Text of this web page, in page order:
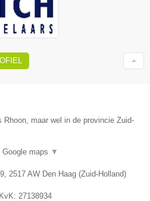
Rhoon, maar wel in de provincie Zuid-
Google maps ▼
, 2517 AW Den Haag (Zuid-Holland)
27138934